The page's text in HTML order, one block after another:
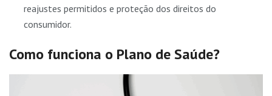
reajustes permitidos e proteção dos direitos do
consumidor.
Como funciona o Plano de Saúde?